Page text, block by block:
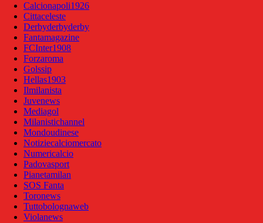
Calcionapoli1926
Cittaceleste
Derbyderbyderby
Fantamagazine
FCInter1908
Forzaroma
Golssip
Hellas1903
Ilmilanista
Juvenews
Mediagol
Milanistichannel
Mondoudinese
Notiziecalciomercato
Numericalcio
Padovasport
Pianetamilan
SOS Fanta
Toronews
Tuttobolognaweb
Violanews